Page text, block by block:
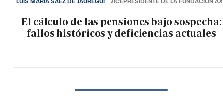
El cálculo de las pensiones bajo sospecha:
fallos históricos y deficiencias actuales